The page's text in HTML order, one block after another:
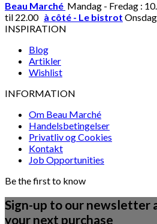
Beau Marché Mandag - Fredag :
til 22.00 à côté - Le bistrot
INSPIRATION
Blog
Artikler
Wishlist
INFORMATION
Om Beau Marché
Handelsbetingelser
Privatliv og Cookies
Kontakt
Job Opportunities
Be the first to know
Sign-up to our newsletter
your next purchase